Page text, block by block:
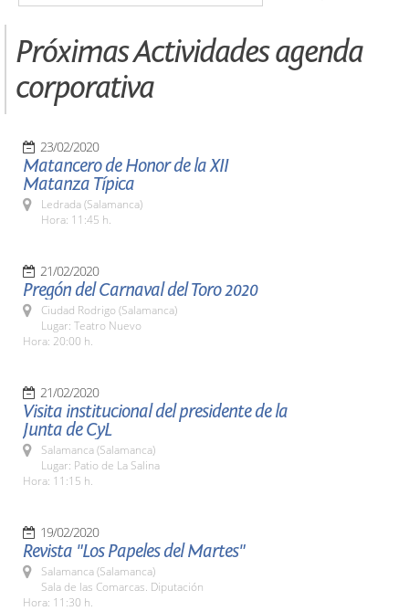
Próximas Actividades agenda
corporativa
23/02/2020
Matancero de Honor de la XII
Matanza Típica
Ledrada (Salamanca)
Hora: 11:45 h.
21/02/2020
Pregón del Carnaval del Toro 2020
Ciudad Rodrigo (Salamanca)
Lugar: Teatro Nuevo
Hora: 20:00 h.
21/02/2020
Visita institucional del presidente de la
Junta de CyL
Salamanca (Salamanca)
Lugar: Patio de La Salina
Hora: 11:15 h.
19/02/2020
Revista "Los Papeles del Martes"
Salamanca (Salamanca)
Sala de las Comarcas. Diputación
Hora: 11:30 h.